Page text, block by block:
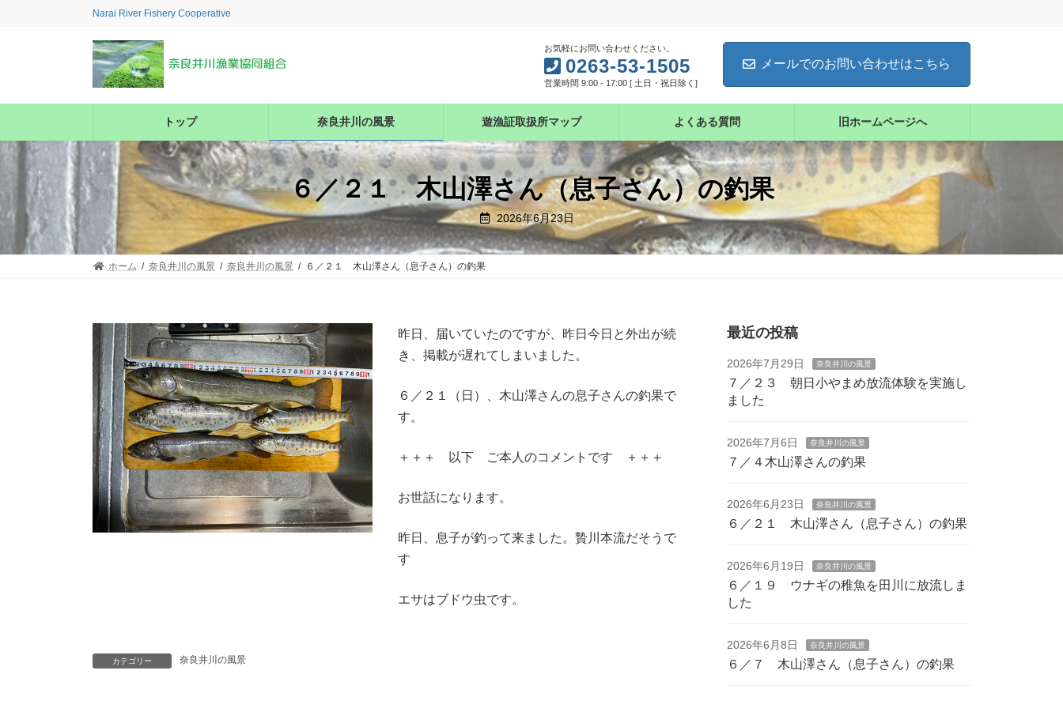
ス
ッ
ン
移
Narai River Fishery Cooperative
お気軽にお問い合わせください。
0263-53-1505
営業時間 9:00 - 17:00 [ 土日・祝日除く]
メールでのお問い合わせはこちら
トップ 奈良井川の風景 遊漁証取扱所マップ よくある質問 旧ホームページへ
６／２１ 木山澤さん（息子さん）の釣果
2026年6月23日
ホーム 奈良井川の風景 奈良井川の風景 ６／２１ 木山澤さん（息子さん）の釣果
昨日、届いていたのですが、昨日今日と外出が続
き、掲載が遅れてしまいました。
６／２１（日）、木山澤さんの息子さんの釣果で
す。
＋＋＋ 以下 ご本人のコメントです ＋＋＋
お世話になります。
昨日、息子が釣って来ました。贄川本流だそうで
す
エサはブドウ虫です。
カテゴリー 奈良井川の風景
最近の投稿
2026年7月29日 奈良井川の風景
７／２３ 朝日小やまめ放流体験を実施し
ました
2026年7月6日 奈良井川の風景
７／４木山澤さんの釣果
2026年6月23日 奈良井川の風景
６／２１ 木山澤さん（息子さん）の釣果
2026年6月19日 奈良井川の風景
６／１９ ウナギの稚魚を田川に放流しま
した
2026年6月8日 奈良井川の風景
６／７ 木山澤さん（息子さん）の釣果